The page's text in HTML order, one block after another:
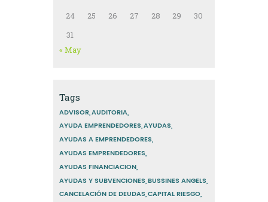
24
25 26 27 28 29
30
31
« May
Tags
ADVISOR AUDITORIA
AYUDA EMPRENDEDORES AYUDAS
AYUDAS A EMPRENDEDORES
AYUDAS EMPRENDEDORES
AYUDAS FINANCIACION
AYUDAS Y SUBVENCIONES BUSSINES ANGELS
CANCELACIÓN DE DEUDAS CAPITAL RIESGO